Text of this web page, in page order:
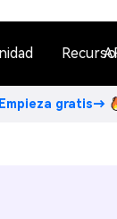
Empieza gratis→